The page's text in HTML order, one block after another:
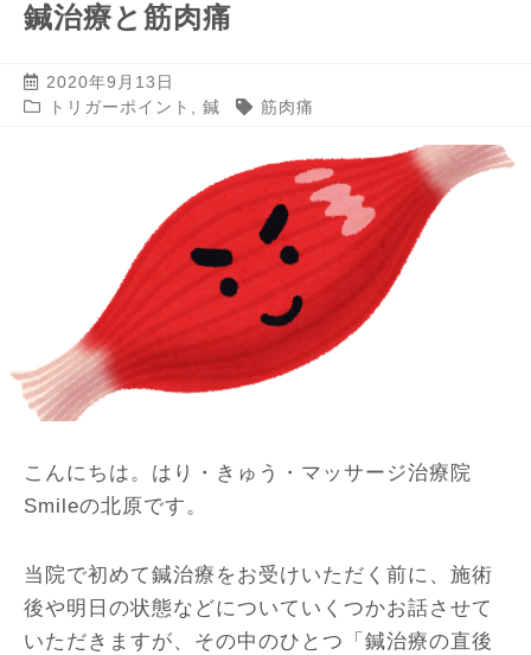
鍼治療と筋肉痛
2020年9月13日
トリガーポイント
鍼 筋肉痛
こんにちは。はり・きゅう・マッサージ治療院
Smileの北原です。
当院で初めて鍼治療をお受けいただく前に、施術
後や明日の状態などについていくつかお話させて
いただきますが、その中のひとつ「鍼治療の直後